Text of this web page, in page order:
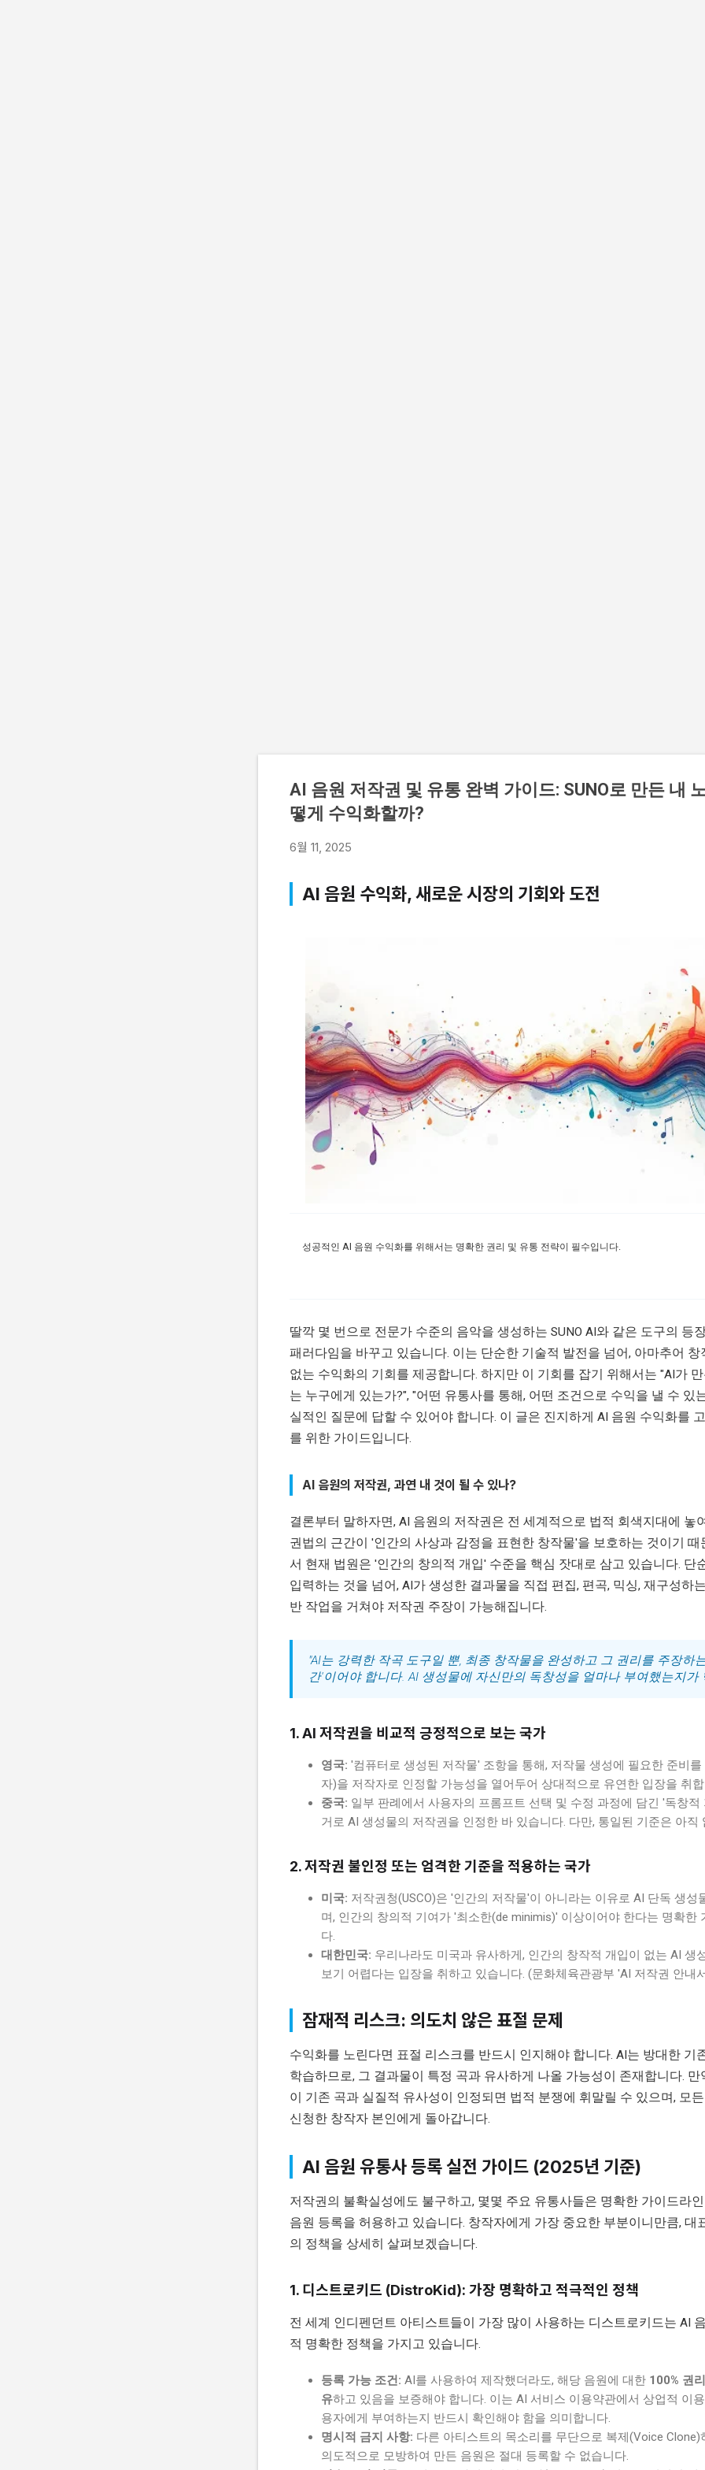
AI 음원 저작권 및 유통 완벽 가이드: SUNO로 만든 내
떻게 수익화할까?
6월 11, 2025
AI 음원 수익화, 새로운 시장의 기회와 도전
성공적인 AI 음원 수익화를 위해서는 명확한 권리 및 유통 전략이 필수입니다.
딸깍 몇 번으로 전문가 수준의 음악을 생성하는 SUNO AI와 같은 도구의 등
패러다임을 바꾸고 있습니다. 이는 단순한 기술적 발전을 넘어, 아마추어 창
없는 수익화의 기회를 제공합니다. 하지만 이 기회를 잡기 위해서는 "AI가
는 누구에게 있는가?", "어떤 유통사를 통해, 어떤 조건으로 수익을 낼 수 있
실적인 질문에 답할 수 있어야 합니다. 이 글은 진지하게 AI 음원 수익화를
를 위한 가이드입니다.
AI 음원의 저작권, 과연 내 것이 될 수 있나?
결론부터 말하자면, AI 음원의 저작권은 전 세계적으로 법적 회색지대에 놓
권법의 근간이 '인간의 사상과 감정을 표현한 창작물'을 보호하는 것이기 때
서 현재 법원은 '인간의 창의적 개입' 수준을 핵심 잣대로 삼고 있습니다. 단
입력하는 것을 넘어, AI가 생성한 결과물을 직접 편집, 편곡, 믹싱, 재구성하
반 작업을 거쳐야 저작권 주장이 가능해집니다.
"AI는 강력한 작곡 도구일 뿐, 최종 창작물을 완성하고 그 권리를 주장하
간'이어야 합니다. AI 생성물에 자신만의 독창성을 얼마나 부여했는지가
1. AI 저작권을 비교적 긍정적으로 보는 국가
영국: '컴퓨터로 생성된 저작물' 조항을 통해, 저작물 생성에 필요한 준비
자)을 저작자로 인정할 가능성을 열어두어 상대적으로 유연한 입장을 취
중국: 일부 판례에서 사용자의 프롬프트 선택 및 수정 과정에 담긴 '독창적
거로 AI 생성물의 저작권을 인정한 바 있습니다. 다만, 통일된 기준은 아직
2. 저작권 불인정 또는 엄격한 기준을 적용하는 국가
미국: 저작권청(USCO)은 '인간의 저작물'이 아니라는 이유로 AI 단독 생성
며, 인간의 창의적 기여가 '최소한(de minimis)' 이상이어야 한다는 명확한
다.
대한민국: 우리나라도 미국과 유사하게, 인간의 창작적 개입이 없는 AI 생
보기 어렵다는 입장을 취하고 있습니다. (문화체육관광부 'AI 저작권 안내
잠재적 리스크: 의도치 않은 표절 문제
수익화를 노린다면 표절 리스크를 반드시 인지해야 합니다. AI는 방대한 기
학습하므로, 그 결과물이 특정 곡과 유사하게 나올 가능성이 존재합니다. 만
이 기존 곡과 실질적 유사성이 인정되면 법적 분쟁에 휘말릴 수 있으며, 모
신청한 창작자 본인에게 돌아갑니다.
AI 음원 유통사 등록 실전 가이드 (2025년 기준)
저작권의 불확실성에도 불구하고, 몇몇 주요 유통사들은 명확한 가이드라
음원 등록을 허용하고 있습니다. 창작자에게 가장 중요한 부분이니만큼, 대
의 정책을 상세히 살펴보겠습니다.
1. 디스트로키드 (DistroKid): 가장 명확하고 적극적인 정책
전 세계 인디펜던트 아티스트들이 가장 많이 사용하는 디스트로키드는 AI
적 명확한 정책을 가지고 있습니다.
등록 가능 조건: AI를 사용하여 제작했더라도, 해당 음원에 대한 100% 권
유하고 있음을 보증해야 합니다. 이는 AI 서비스 이용약관에서 상업적 이
용자에게 부여하는지 반드시 확인해야 함을 의미합니다.
명시적 금지 사항: 다른 아티스트의 목소리를 무단으로 복제(Voice Clone)
의도적으로 모방하여 만든 음원은 절대 등록할 수 없습니다.